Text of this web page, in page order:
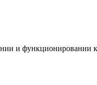
и функционировании